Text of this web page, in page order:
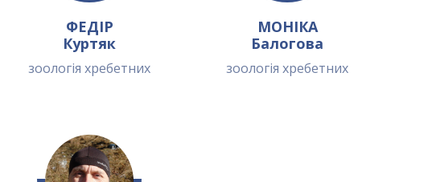
ФЕДІР
Куртяк
зоологія хребетних
МОНІКА
Балогова
зоологія хребетних